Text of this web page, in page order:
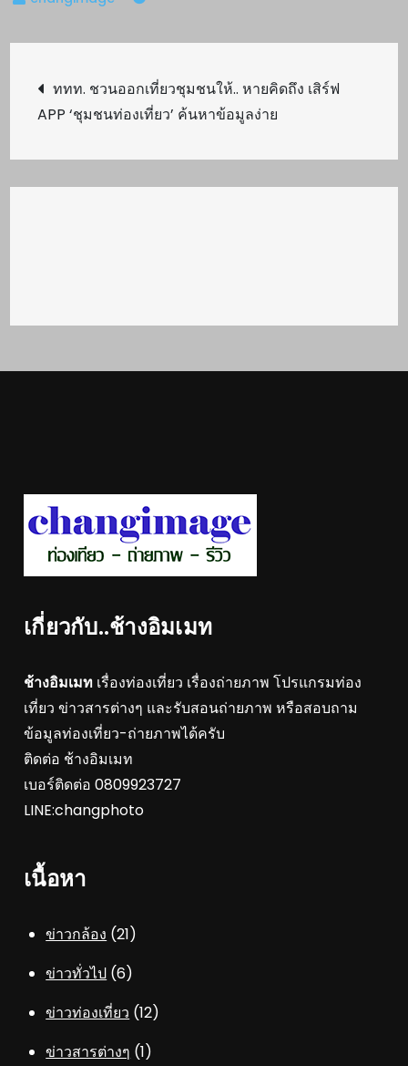
Post
navigation
ททท. ชวนออกเที่ยวชุมชนให้.. หายคิดถึง เสิร์ฟ
APP ‘ชุมชนท่องเที่ยว’ ค้นหาข้อมูลง่าย
เกี่ยวกับ..ช้างอิมเมท
ช้างอิมเมท เรื่องท่องเที่ยว เรื่องถ่ายภาพ โปรแกรมท่อง
เที่ยว ข่าวสารต่างๆ และรับสอนถ่ายภาพ หรือสอบถาม
ข้อมูลท่องเที่ยว-ถ่ายภาพได้ครับ
ติดต่อ ช้างอิมเมท
เบอร์ติดต่อ 0809923727
LINE:changphoto
เนื้อหา
ข่าวกล้อง (21)
ข่าวทั่วไป (6)
ข่าวท่องเที่ยว (12)
ข่าวสารต่างๆ (1)